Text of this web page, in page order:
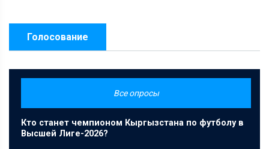
Голосование
Все опросы
Кто станет чемпионом Кыргызстана по футболу в
Высшей Лиге-2026?